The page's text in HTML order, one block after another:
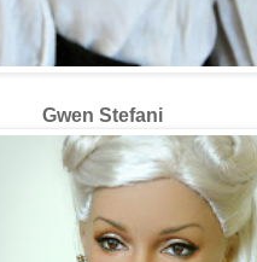
Gwen Stefani